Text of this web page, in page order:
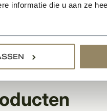
informatie die u aan ze
maat
Voor
de juiste maat